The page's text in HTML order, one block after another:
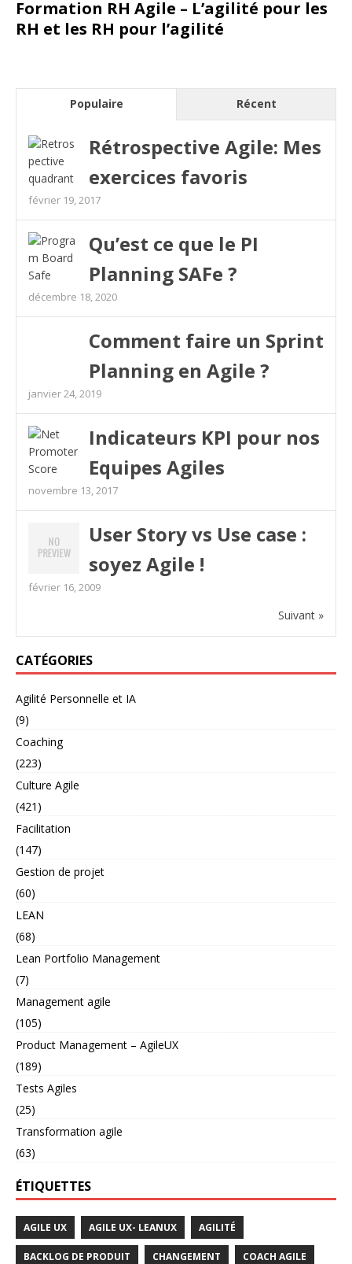
Formation RH Agile – L’agilité pour les
RH et les RH pour l’agilité
Populaire Récent
Rétrospective Agile: Mes
exercices favoris
février 19, 2017
Qu’est ce que le PI
Planning SAFe ?
décembre 18, 2020
Comment faire un Sprint
Planning en Agile ?
janvier 24, 2019
Indicateurs KPI pour nos
Equipes Agiles
novembre 13, 2017
User Story vs Use case :
soyez Agile !
février 16, 2009
Suivant »
CATÉGORIES
Agilité Personnelle et IA
(9)
Coaching
(223)
Culture Agile
(421)
Facilitation
(147)
Gestion de projet
(60)
LEAN
(68)
Lean Portfolio Management
(7)
Management agile
(105)
Product Management – AgileUX
(189)
Tests Agiles
(25)
Transformation agile
(63)
ÉTIQUETTES
AGILE UX AGILE UX- LEANUX AGILITÉ
BACKLOG DE PRODUIT CHANGEMENT COACH AGILE